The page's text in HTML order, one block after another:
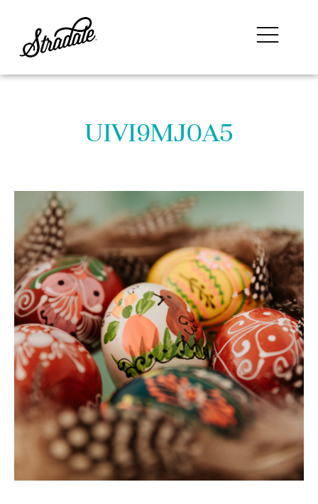
UIVI9MJ0A5